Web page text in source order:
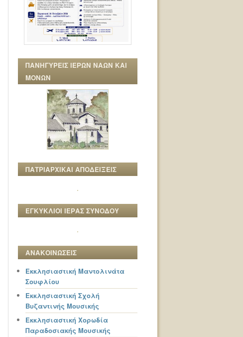
ΠΑΝΗΓΥΡΕΙΣ ΙΕΡΩΝ ΝΑΩΝ ΚΑΙ
ΜΟΝΩΝ
ΠΑΤΡΙΑΡΧΙΚΑΙ ΑΠΟΔΕΙΞΕΙΣ
ΕΓΚΥΚΛΙΟΙ ΙΕΡΑΣ ΣΥΝΟΔΟΥ
ΑΝΑΚΟΙΝΩΣΕΙΣ
Εκκλησιαστική Μαντολινάτα
Σουφλίου
Εκκλησιαστική Σχολή
Βυζαντινής Μουσικής
Εκκλησιαστική Χορωδία
Παραδοσιακής Μουσικής